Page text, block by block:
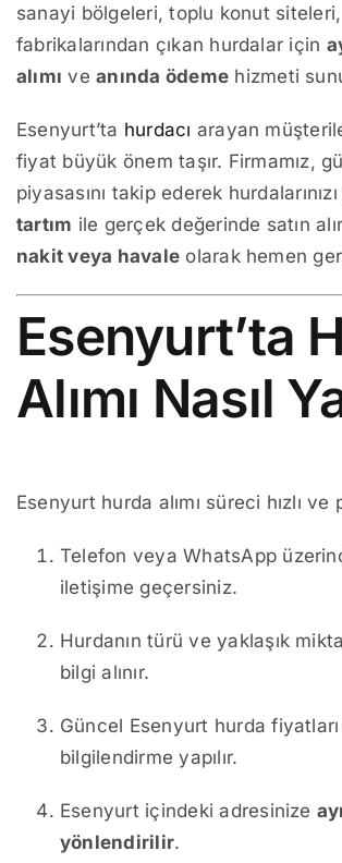
sanayi bölgeleri, toplu konut
fabrikalarından çıkan hurdalar için
alımı veanında ödeme hizmeti
Esenyurt’ta hurdacı arayan
fiyat büyük önem taşır. Firmamız,
piyasasını takip ederek
tartım ile gerçek değerinde satın
nakit veya havale olarak hemen
Esenyurt’ta
Alımı Nasıl
Esenyurt hurda alımı süreci hızlı ve
Telefon veya WhatsApp
iletişime geçersiniz.
Hurdanın türü ve yaklaşık
bilgi alınır.
Güncel Esenyurt hurda
bilgilendirme yapılır.
Esenyurt içindeki adresinize
yönlendirilir.